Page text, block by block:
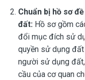
Chuẩn bị hồ sơ
đất: Hồ sơ gồm
đổi mục đích sử
quyền sử dụng
người sử dụng
cầu của cơ quan